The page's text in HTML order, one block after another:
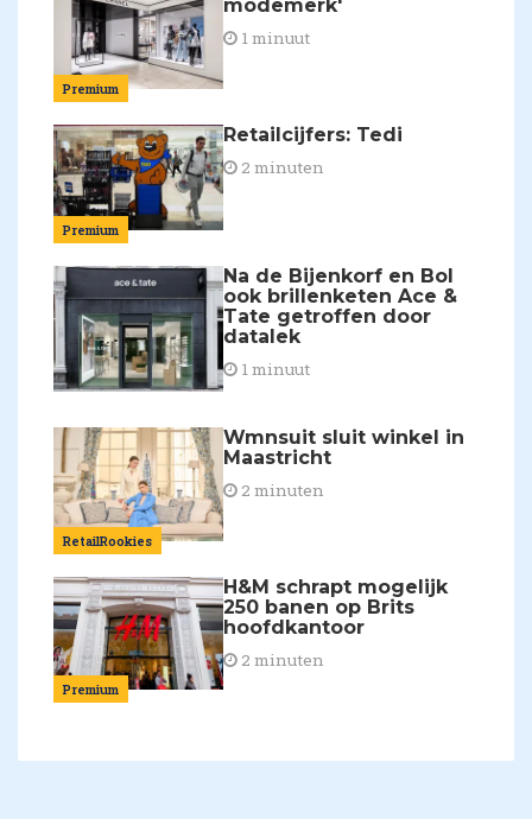
Premium
modemerk'
1 minuut
Premium
Retailcijfers: Tedi
2 minuten
Na de Bijenkorf en Bol
ook brillenketen Ace &
Tate getroffen door
datalek
1 minuut
RetailRookies
Wmnsuit sluit winkel in
Maastricht
2 minuten
Premium
H&M schrapt mogelijk
250 banen op Brits
hoofdkantoor
2 minuten